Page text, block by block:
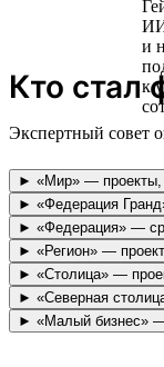
Кто стал
Экспертный совет
► «Мир» — проекты,
► «Федерация
► «Федерация» —
► «Регион» —
► «Столица» —
► «Северная
► «Малый бизнес» —